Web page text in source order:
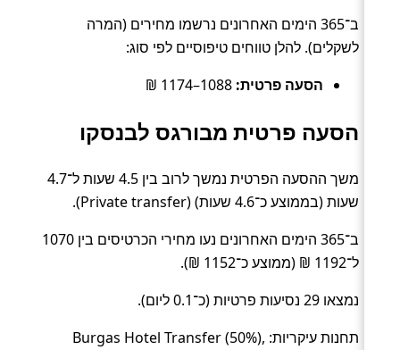
ב־365 הימים האחרונים נרשמו מחירים (המרה
לשקלים). להלן טווחים טיפוסיים לפי סוג:
הסעה פרטית:
הסעה פרטית מבורגס לבנסקו
משך ההסעה הפרטית נמשך לרוב בין 4.5 שעות ל־4.7
שעות (בממוצע כ־4.6 שעות) (Private transfer).
ב־365 הימים האחרונים נעו מחירי הכרטיסים בין 1070
ל־1192 ₪ (ממוצע כ־1152 ₪).
נמצאו 29 נסיעות פרטיות (כ־0.1 ליום).
תחנות עיקריות: Burgas Hotel Transfer (50%),